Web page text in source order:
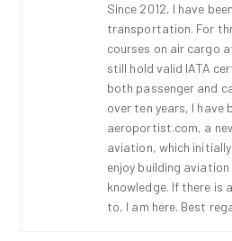
Since 2012, I have
transportation. For
courses on air cargo
still hold valid IATA
both passenger and
over ten years, I have
aeroportist.com, a
aviation, which
enjoy building
knowledge. If there is
to, I am here. Best